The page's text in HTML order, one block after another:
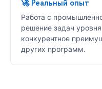
🚀 Реальный опыт
Работа с
решение задач
конкурентное
других программ.